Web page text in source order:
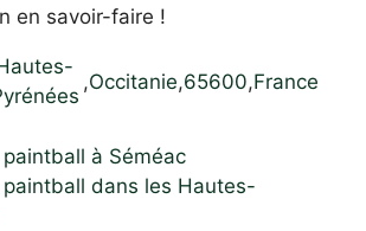
en savoir-faire !
,Occitanie,65600,France
à Séméac
dans les Hautes-